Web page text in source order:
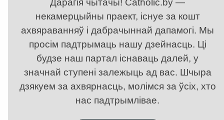
Дарагія чытачы! Catholic.by —
некамерцыйны праект, існуе за кошт
ахвяраванняў і дабрачыннай дапамогі. Мы
просім падтрымаць нашу дзейнасць. Ці
будзе наш партал існаваць далей, у
значнай ступені залежыць ад вас. Шчыра
дзякуем за ахвярнасць, молімся за ўсіх, хто
нас падтрымлівае.